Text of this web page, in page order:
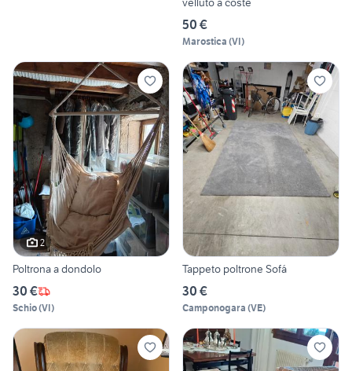
50 €
Marostica (VI)
2
Poltrona a dondolo
30 €
Schio(VI)
Tappeto poltrone Sofá
30 €
Camponogara (VE)